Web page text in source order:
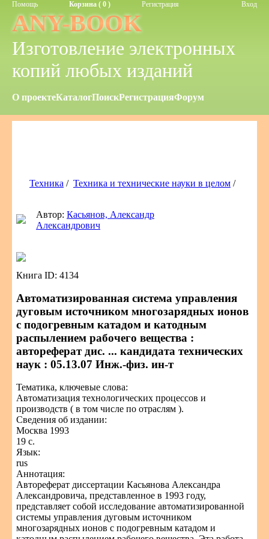
Помощь Корзина ( 0 ) Регистрация Вход
ANY-BOOK
Изготовление электронных
копий любых изданий
О проектеКаталогПоискРегистрацияФорум
Техника / Техника и технические науки в целом /
Автор: Касьянов, Александр
Александрович
Книга ID: 4134
Автоматизированная система управления
дуговым источником многозарядных ионов
с подогревным катадом и катодным
распылением рабочего вещества :
автореферат дис. ... кандидата технических
наук : 05.13.07 Инж.-физ. ин-т
Тематика, ключевые слова:
Автоматизация технологических процессов и
производств ( в том числе по отраслям ).
Сведения об издании:
Москва 1993
19 с.
Язык:
rus
Аннотация:
Автореферат диссертации Касьянова Александра
Александровича, представленное в 1993 году,
представляет собой исследование автоматизированной
системы управления дуговым источником
многозарядных ионов с подогревным катадом и